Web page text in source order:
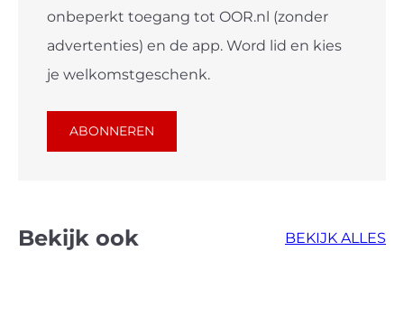
onbeperkt toegang tot OOR.nl (zonder
advertenties) en de app. Word lid en kies
je welkomstgeschenk.
ABONNEREN
Bekijk ook BEKIJK ALLES